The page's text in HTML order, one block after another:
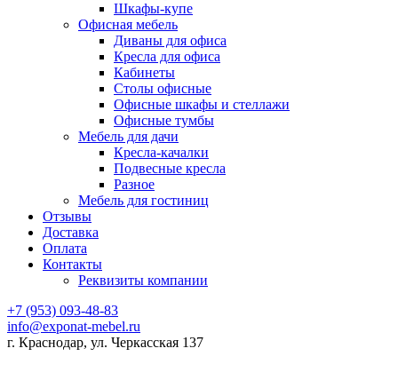
Шкафы-купе
Офисная мебель
Диваны для офиса
Кресла для офиса
Кабинеты
Столы офисные
Офисные шкафы и стеллажи
Офисные тумбы
Мебель для дачи
Кресла-качалки
Подвесные кресла
Разное
Мебель для гостиниц
Отзывы
Доставка
Оплата
Контакты
Реквизиты компании
+7 (953) 093-48-83
info@exponat-mebel.ru
г. Краснодар, ул. Черкасская 137